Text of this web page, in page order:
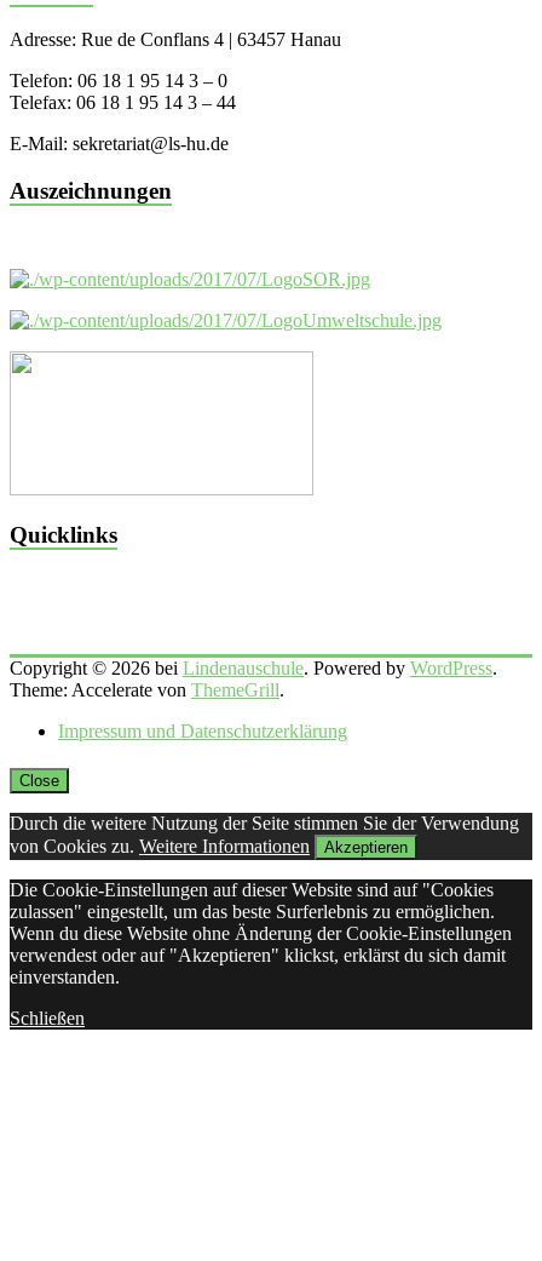
Adresse: Rue de Conflans 4 | 63457 Hanau
Telefon: 06 18 1 95 14 3 – 0
Telefax: 06 18 1 95 14 3 – 44
E-Mail: sekretariat@ls-hu.de
Auszeichnungen
Quicklinks
Copyright © 2026 bei Lindenauschule. Powered by WordPress.
Theme: Accelerate von ThemeGrill.
Impressum und Datenschutzerklärung
Close
Durch die weitere Nutzung der Seite stimmen Sie der Verwendung
von Cookies zu. Weitere Informationen Akzeptieren
Die Cookie-Einstellungen auf dieser Website sind auf "Cookies
zulassen" eingestellt, um das beste Surferlebnis zu ermöglichen.
Wenn du diese Website ohne Änderung der Cookie-Einstellungen
verwendest oder auf "Akzeptieren" klickst, erklärst du sich damit
einverstanden.
Schließen